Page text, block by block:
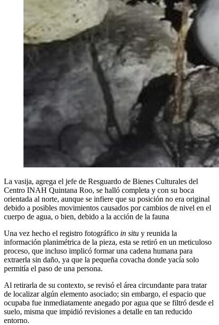
La vasija, agrega el jefe de Resguardo de Bienes Culturales del
Centro INAH Quintana Roo, se halló completa y con su boca
orientada al norte, aunque se infiere que su posición no era original
debido a posibles movimientos causados por cambios de nivel en el
cuerpo de agua, o bien, debido a la acción de la fauna
Una vez hecho el registro fotográfico in situ y reunida la
información planimétrica de la pieza, esta se retiró en un meticuloso
proceso, que incluso implicó formar una cadena humana para
extraerla sin daño, ya que la pequeña covacha donde yacía solo
permitía el paso de una persona.
Al retirarla de su contexto, se revisó el área circundante para tratar
de localizar algún elemento asociado; sin embargo, el espacio que
ocupaba fue inmediatamente anegado por agua que se filtró desde el
suelo, misma que impidió revisiones a detalle en tan reducido
entorno.